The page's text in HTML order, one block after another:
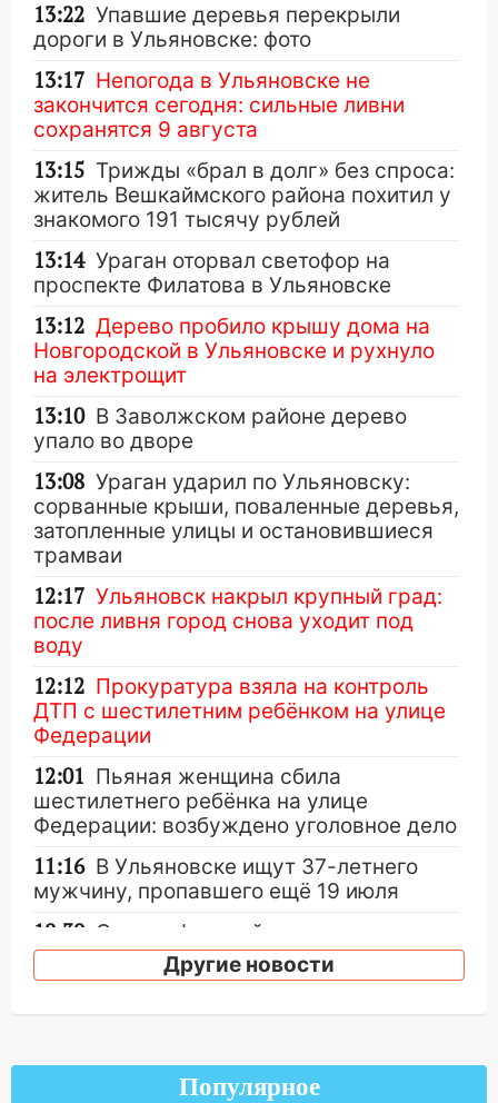
13:22 Упавшие деревья перекрыли
дороги в Ульяновске: фото
13:17 Непогода в Ульяновске не
закончится сегодня: сильные ливни
сохранятся 9 августа
13:15 Трижды «брал в долг» без спроса:
житель Вешкаймского района похитил у
знакомого 191 тысячу рублей
13:14 Ураган оторвал светофор на
проспекте Филатова в Ульяновске
13:12 Дерево пробило крышу дома на
Новгородской в Ульяновске и рухнуло
на электрощит
13:10 В Заволжском районе дерево
упало во дворе
13:08 Ураган ударил по Ульяновску:
сорванные крыши, поваленные деревья,
затопленные улицы и остановившиеся
трамваи
12:17 Ульяновск накрыл крупный град:
после ливня город снова уходит под
воду
12:12 Прокуратура взяла на контроль
ДТП с шестилетним ребёнком на улице
Федерации
12:01 Пьяная женщина сбила
шестилетнего ребёнка на улице
Федерации: возбуждено уголовное дело
11:16 В Ульяновске ищут 37-летнего
мужчину, пропавшего ещё 19 июля
10:30 От мотофристайла до прогулки с
хаски: куда сходить в Ульяновской
области 8–9 августа
судить за неуплату 48,4 млн рублей
Другие новости
Популярное